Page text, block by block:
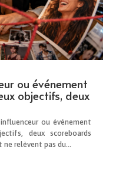
ou événement
objectifs, deux
ou événement
deux scoreboards
relèvent pas du...